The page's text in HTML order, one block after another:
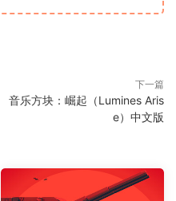
下一篇
音乐方块：崛起（Lumines Aris
e）中文版